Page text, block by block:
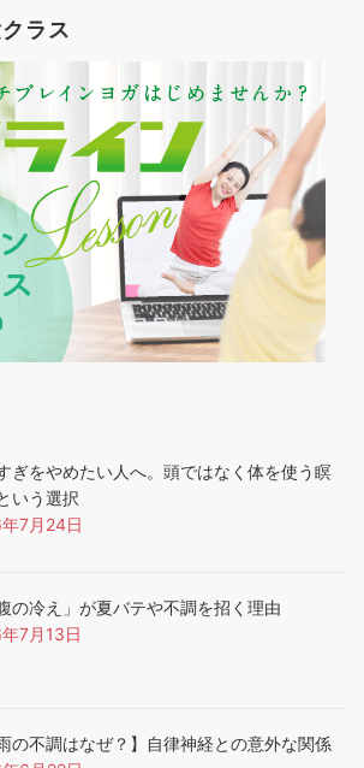
ラス
ぎをやめたい人へ。頭ではなく体を使う瞑
いう選択
7月24日
の冷え」が夏バテや不調を招く理由
7月13日
雨の不調はなぜ？】自律神経との意外な関係